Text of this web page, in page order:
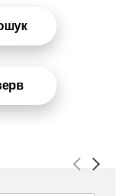
Previous
Next